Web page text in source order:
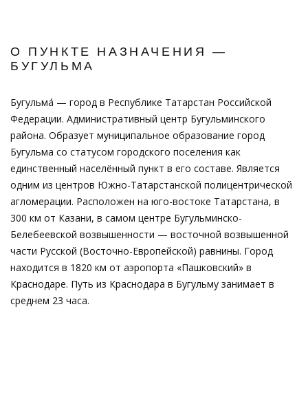
О ПУНКТЕ НАЗНАЧЕНИЯ —
БУГУЛЬМА
Бугульма́ — город в Республике Татарстан Российской
Федерации. Административный центр Бугульминского
района. Образует муниципальное образование город
Бугульма со статусом городского поселения как
единственный населённый пункт в его составе. Является
одним из центров Южно-Татарстанской полицентрической
агломерации. Расположен на юго-востоке Татарстана, в
300 км от Казани, в самом центре Бугульминско-
Белебеевской возвышенности — восточной возвышенной
части Русской (Восточно-Европейской) равнины. Город
находится в 1820 км от аэропорта «Пашковский» в
Краснодаре. Путь из Краснодара в Бугульму занимает в
среднем 23 часа.